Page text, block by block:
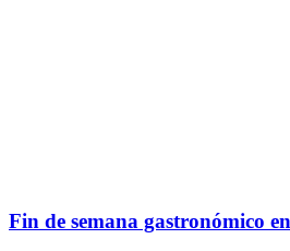
Fin de semana gastronómico